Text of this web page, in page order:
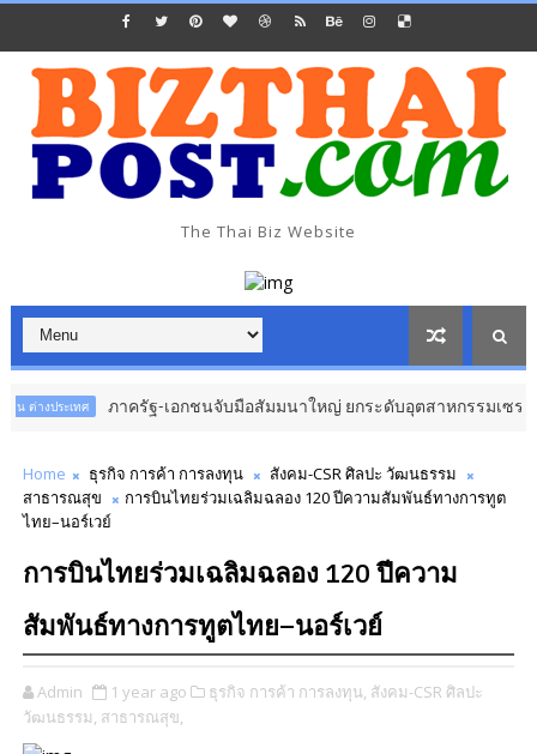
The Thai Biz Website
เทศ ภาครัฐ-เอกชนจับมือสัมมนาใหญ่ ยกระดับอุตสาหกรรมเซรามิกไทยสู่
Home ธุรกิจ การค้า การลงทุน
สังคม-CSR ศิลปะ วัฒนธรรม
สาธารณสุข
การบินไทยร่วมเฉลิมฉลอง 120 ปีความสัมพันธ์ทางการทูต
ไทย–นอร์เวย์
การบินไทยร่วมเฉลิมฉลอง 120 ปีความ
สัมพันธ์ทางการทูตไทย–นอร์เวย์
Admin 1 year ago ธุรกิจ การค้า การลงทุน, สังคม-CSR ศิลปะ
วัฒนธรรม, สาธารณสุข,